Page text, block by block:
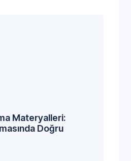
Materyalleri:
Doğru